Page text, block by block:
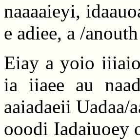
naaaaieyi,
e adiee, a /
Eiay a yoio iiiaio
ia iiaee au
aaiadaeii Uadaa/
ooodi Iadaiuoey